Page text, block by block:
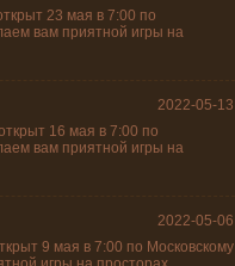
23 мая в 7:00 по
вам приятной игры на
2022-05-13
16 мая в 7:00 по
вам приятной игры на
2022-05-06
9 мая в 7:00 по Московскому